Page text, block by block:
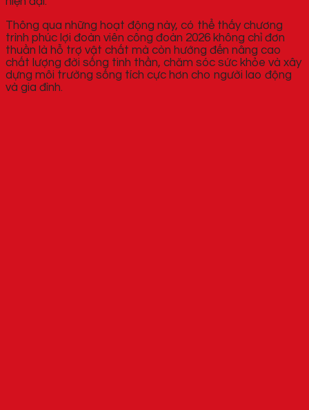
Thông qua những hoạt động này, có thể thấy chương
trình phúc lợi đoàn viên công đoàn 2026 không chỉ đơn
thuần là hỗ trợ vật chất mà còn hướng đến nâng cao
chất lượng đời sống tinh thần, chăm sóc sức khỏe và xây
dựng môi trường sống tích cực hơn cho người lao động
và gia đình.